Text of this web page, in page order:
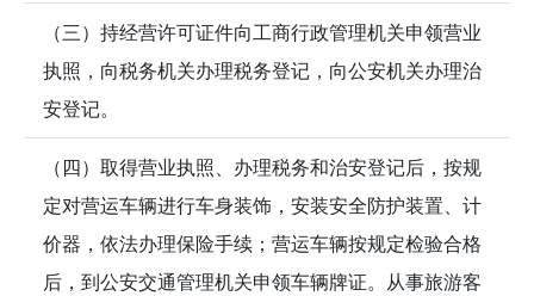
（三）持经营许可证件向工商行政管理机关申领营业
执照，向税务机关办理税务登记，向公安机关办理治
安登记。
（四）取得营业执照、办理税务和治安登记后，按规
定对营运车辆进行车身装饰，安装安全防护装置、计
价器，依法办理保险手续；营运车辆按规定检验合格
后，到公安交通管理机关申领车辆牌证。从事旅游客